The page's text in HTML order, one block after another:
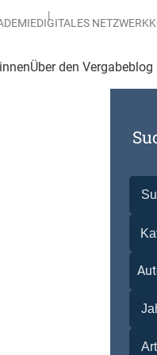
DIGITALES NETZWERK
Über den Vergabeblog